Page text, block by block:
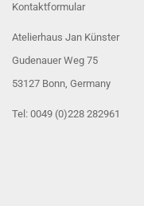
Kontaktformular
Atelierhaus Jan Künster
Gudenauer Weg 75
53127 Bonn, Germany
Tel: 0049 (0)228 282961